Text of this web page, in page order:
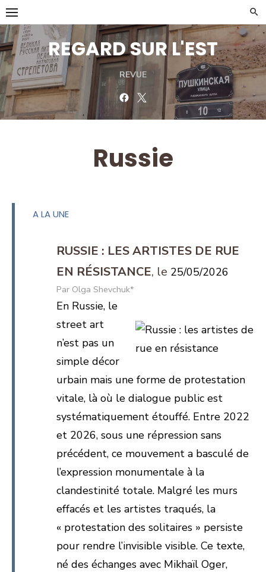
Skip
to
content
REGARD SUR L'EST
REVUE
FacebookTwitter
Russie
A LA UNE
RUSSIE : LES ARTISTES DE RUE
EN RÉSISTANCE
25/05/2026
Olga Shevchuk*
En Russie, le
street art
n’est pas un
simple décor
urbain mais une forme de protestation
vitale, là où le dialogue public est
systématiquement étouffé. Entre 2022
et 2026, sous une répression sans
précédent, ce mouvement a basculé de
l’expression monumentale à la
clandestinité totale. Malgré les murs
effacés et les artistes traqués, la
« protestation des solitaires » persiste
pour rendre l’invisible visible. Ce texte,
né des échanges avec Mikhaïl Oger,